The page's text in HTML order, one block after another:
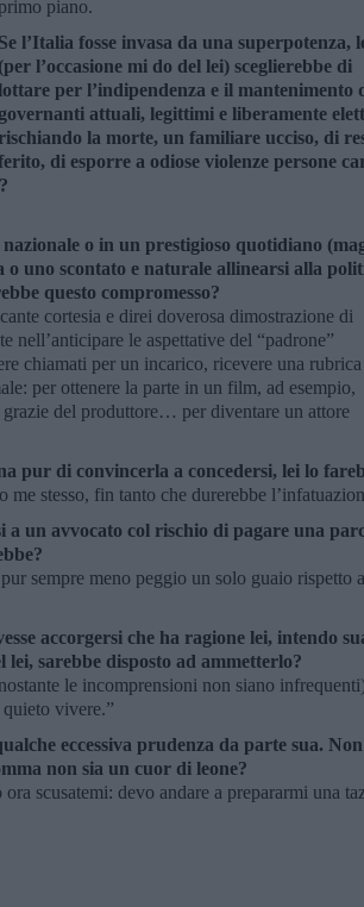
primo piano.
Se l’Italia fosse invasa da una superpotenza,
(per l’occasione mi do del lei) sceglierebbe di
lottare per l’indipendenza e il mantenimento
governanti attuali, legittimi e liberamente
rischiando la morte, un familiare ucciso, di
di esporre a odiose violenze persone
o in un prestigioso quotidiano
o uno scontato e naturale allinearsi alla
questo compromesso?
cortesia e direi doverosa dimostrazione di
nell’anticipare le aspettative del “padrone”
chiamati per un incarico, ricevere una
per ottenere la parte in un film, ad esempio,
del produttore… per diventare un attore
pur di convincerla a concedersi, lei lo
stesso, fin tanto che durerebbe
a un avvocato col rischio di pagare una
sempre meno peggio un solo guaio rispetto a
accorgersi che ha ragione lei, intendo
sarebbe disposto ad ammetterlo?
le incomprensioni non siano
vivere.”
eccessiva prudenza da parte sua.
non sia un cuor di leone?
scusatemi: devo andare a prepararmi una